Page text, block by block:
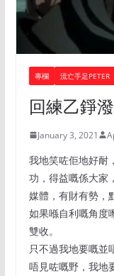
專欄 流亡手足PETER
回練乙錚
January 3, 2021
我地笑咗佢地好耐
功，得益嘅係大家
媒體，有財有勢，
如果喺自利嘅角度
雙收。
只不過我地要嘅並
唔見咗嘅野，我地